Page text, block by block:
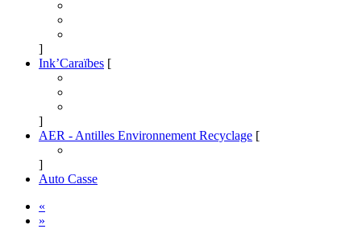
]
Ink’Caraïbes [
]
AER - Antilles Environnement Recyclage [
]
Auto Casse
«
»